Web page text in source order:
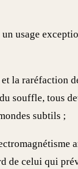
usage
la raréfaction
souffle, tous
subtils ;
de celui qui